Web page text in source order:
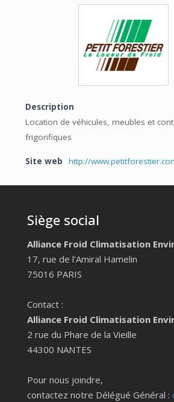
Description
Location de véhicules, meubles et
frigorifiques
Site web http://
Siège social
Alliance Froid Climatisation
17, rue de l'Amiral Hamelin
75016 PARIS
Contact :
Alliance Froid Climatisation
2 rue du Phare de la Vieille
44300 NANTES
Pour nous joindre,
contactez notre Délégué Général :